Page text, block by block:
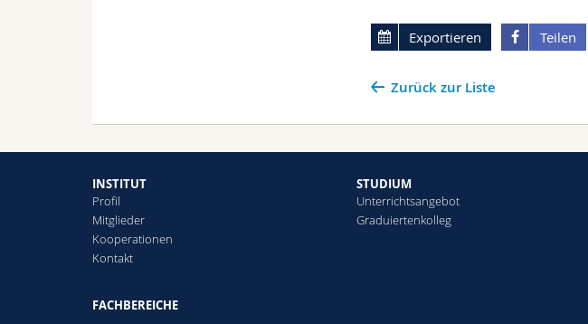
Exportieren Teilen
Zurück zur Liste
INSTITUT
Profil
Mitglieder
Kooperationen
Kontakt
FACHBEREICHE
STUDIUM
Unterrichtsangebot
Graduiertenkolleg